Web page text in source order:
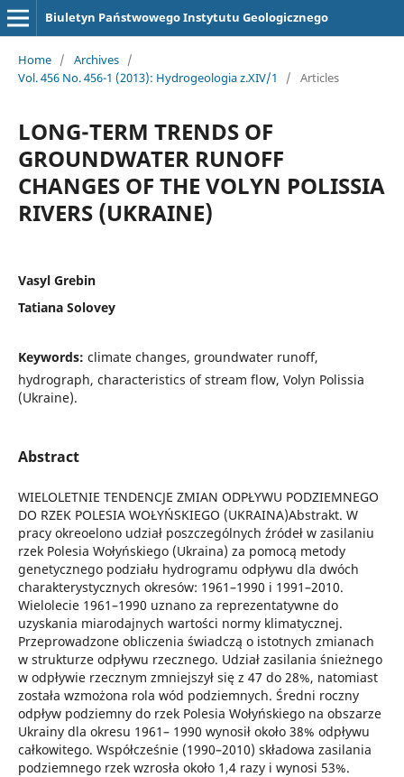
Biuletyn Państwowego Instytutu Geologicznego
Home / Archives /
Vol. 456 No. 456-1 (2013): Hydrogeologia z.XIV/1
/ Articles
LONG-TERM TRENDS OF
GROUNDWATER RUNOFF
CHANGES OF THE VOLYN POLISSIA
RIVERS (UKRAINE)
Vasyl Grebin
Tatiana Solovey
Keywords: climate changes, groundwater runoff,
hydrograph, characteristics of stream flow, Volyn Polissia
(Ukraine).
Abstract
WIELOLETNIE TENDENCJE ZMIAN ODPŁYWU PODZIEMNEGO
DO RZEK POLESIA WOŁYŃSKIEGO (UKRAINA)Abstrakt. W
pracy okreoelono udział poszczególnych źródeł w zasilaniu
rzek Polesia Wołyńskiego (Ukraina) za pomocą metody
genetycznego podziału hydrogramu odpływu dla dwóch
charakterystycznych okresów: 1961–1990 i 1991–2010.
Wielolecie 1961–1990 uznano za reprezentatywne do
uzyskania miarodajnych wartości normy klimatycznej.
Przeprowadzone obliczenia świadczą o istotnych zmianach
w strukturze odpływu rzecznego. Udział zasilania śnieżnego
w odpływie rzecznym zmniejszył się z 47 do 28%, natomiast
została wzmożona rola wód podziemnych. Średni roczny
odpływ podziemny do rzek Polesia Wołyńskiego na obszarze
Ukrainy dla okresu 1961– 1990 wynosił około 38% odpływu
całkowitego. Współcześnie (1990–2010) składowa zasilania
podziemnego rzek wzrosła około 1,4 razy i wynosi 53%.